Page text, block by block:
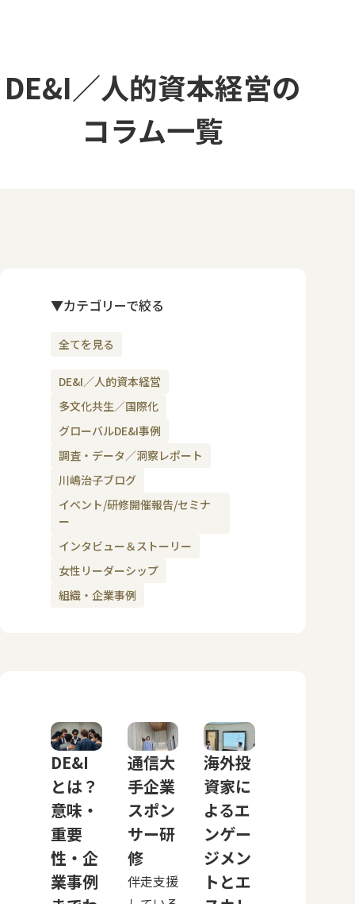
DE&I／人的資本経営の
コラム一覧
▼カテゴリーで絞る
全てを見る
DE&I／人的資本経営
多文化共生／国際化
グローバルDE&I事例
調査・データ／洞察レポート
川嶋治子ブログ
イベント/研修開催報告/セミナ
ー
インタビュー＆ストーリー
女性リーダーシップ
組織・企業事例
DE&I
とは？
意味・
重要
性・企
業事例
通信大
手企業
スポン
サー研
修
伴走支援
海外投
資家に
よるエ
ンゲー
ジメン
トとエ